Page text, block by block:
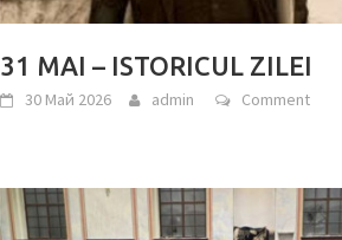
31 MAI – ISTORICUL ZILEI
30 Май 2026 admin Comment